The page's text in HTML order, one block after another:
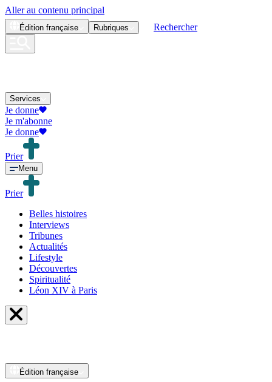
Aller au contenu principal
Édition française Rubriques Rechercher
Services
Je donne
Je m'abonne
Je donne
Prier
Menu
Prier
Belles histoires
Interviews
Tribunes
Actualités
Lifestyle
Découvertes
Spiritualité
Léon XIV à Paris
Édition française